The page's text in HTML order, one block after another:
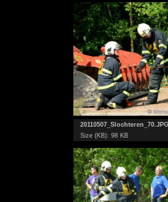
20110507_Slochteren_70.JPG
Size (KB): 98 KB